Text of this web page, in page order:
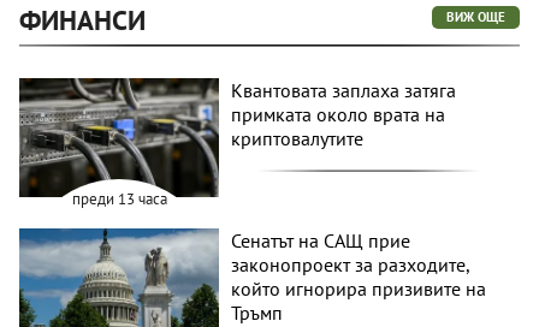
ФИНАНСИ ВИЖ ОЩЕ
преди 13 часа
Квантовата заплаха затяга
примката около врата на
криптовалутите
Сенатът на САЩ прие
законопроект за разходите,
който игнорира призивите на
Тръмп